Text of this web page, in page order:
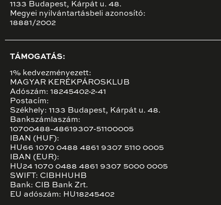
1133 Budapest, Kárpát u. 48.
Megyei nyilvántartásbeli azonosító:
18881/2002
TÁMOGATÁS:
1% kedvezményezett:
MAGYAR KERÉKPÁROSKLUB
Adószám: 18245402-2-41
Postacím:
Székhely: 1133 Budapest, Kárpát u. 48.
Bankszámlaszám:
10700488-48619307-51100005
IBAN (HUF):
HU66 1070 0488 4861 9307 5110 0005
IBAN (EUR):
HU24 1070 0488 4861 9307 5000 0005
SWIFT: CIBHHUHB
Bank: CIB Bank Zrt.
EU adószám: HU18245402